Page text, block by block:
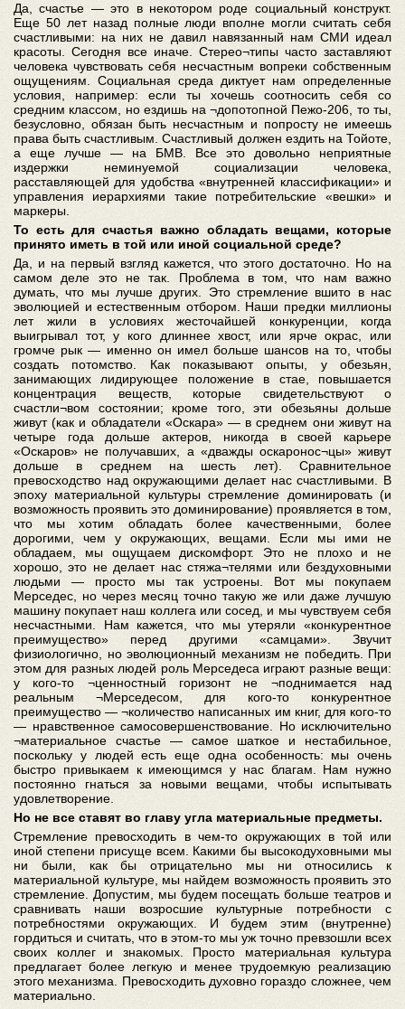
Да, счастье — это в некотором роде социальный конструкт.
Еще 50 лет назад полные люди вполне могли считать себя
счастливыми: на них не давил навязанный нам СМИ идеал
красоты. Сегодня все иначе. Стерео¬типы часто заставляют
человека чувствовать себя несчастным вопреки собственным
ощущениям. Социальная среда диктует нам определенные
условия, например: если ты хочешь соотносить себя со
средним классом, но ездишь на ¬допотопной Пежо-206, то ты,
безусловно, обязан быть несчастным и попросту не имеешь
права быть счастливым. Счастливый должен ездить на Тойоте,
а еще лучше — на БМВ. Все это довольно неприятные
издержки неминуемой социализации человека,
расставляющей для удобства «внутренней классификации» и
управления иерархиями такие потребительские «вешки» и
маркеры.
То есть для счастья важно обладать вещами, которые
принято иметь в той или иной социальной среде?
Да, и на первый взгляд кажется, что этого достаточно. Но на
самом деле это не так. Проблема в том, что нам важно
думать, что мы лучше других. Это стремление вшито в нас
эволюцией и естественным отбором. Наши предки миллионы
лет жили в условиях жесточайшей конкуренции, когда
выигрывал тот, у кого длиннее хвост, или ярче окрас, или
громче рык — именно он имел больше шансов на то, чтобы
создать потомство. Как показывают опыты, у обезьян,
занимающих лидирующее положение в стае, повышается
концентрация веществ, которые свидетельствуют о
счастли¬вом состоянии; кроме того, эти обезьяны дольше
живут (как и обладатели «Оскара» — в среднем они живут на
четыре года дольше актеров, никогда в своей карьере
«Оскаров» не получавших, а «дважды оскаронос¬цы» живут
дольше в среднем на шесть лет). Сравнительное
превосходство над окружающими делает нас счастливыми. В
эпоху материальной культуры стремление доминировать (и
возможность проявить это доминирование) проявляется в том,
что мы хотим обладать более качественными, более
дорогими, чем у окружающих, вещами. Если мы ими не
обладаем, мы ощущаем дискомфорт. Это не плохо и не
хорошо, это не делает нас стяжа¬телями или бездуховными
людьми — просто мы так устроены. Вот мы покупаем
Мерседес, но через месяц точно такую же или даже лучшую
машину покупает наш коллега или сосед, и мы чувствуем себя
несчастными. Нам кажется, что мы утеряли «конкурентное
преимущество» перед другими «самцами». Звучит
физиологично, но эволюционный механизм не победить. При
этом для разных людей роль Мерседеса играют разные вещи:
у кого-то ¬ценностный горизонт не ¬поднимается над
реальным ¬Мерседесом, для кого-то конкурентное
преимущество — ¬количество написанных им книг, для кого-то
— нравственное самосовершенствование. Но исключительно
¬материальное счастье — самое шаткое и нестабильное,
поскольку у людей есть еще одна особенность: мы очень
быстро привыкаем к имеющимся у нас благам. Нам нужно
постоянно гнаться за новыми вещами, чтобы испытывать
удовлетворение.
Но не все ставят во главу угла материальные предметы.
Стремление превосходить в чем-то окружающих в той или
иной степени присуще всем. Какими бы высокодуховными мы
ни были, как бы отрицательно мы ни относились к
материальной культуре, мы найдем возможность проявить это
стремление. Допустим, мы будем посещать больше театров и
сравнивать наши возросшие культурные потребности с
потребностями окружающих. И будем этим (внутренне)
гордиться и считать, что в этом-то мы уж точно превзошли всех
своих коллег и знакомых. Просто материальная культура
предлагает более легкую и менее трудоемкую реализацию
этого механизма. Превосходить духовно гораздо сложнее, чем
материально.